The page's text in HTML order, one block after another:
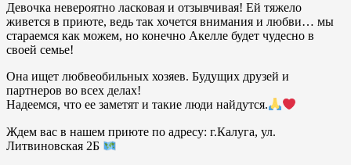
Девочка невероятно ласковая и отзывчивая! Ей тяжело
живется в приюте, ведь так хочется внимания и любви… мы
стараемся как можем, но конечно Акелле будет чудесно в
своей семье!
Она ищет любвеобильных хозяев. Будущих друзей и
партнеров во всех делах!
Надеемся, что ее заметят и такие люди найдутся.
Ждем вас в нашем приюте по адресу: г.Калуга, ул.
Литвиновская 2Б